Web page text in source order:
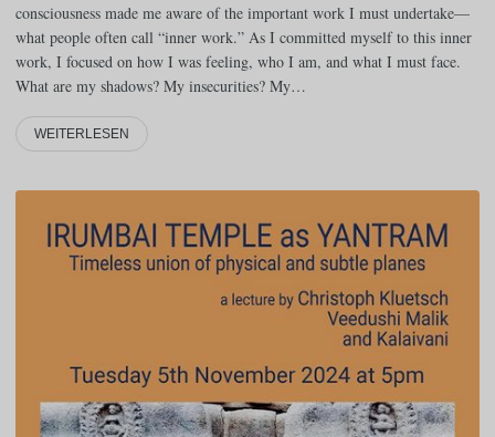
consciousness made me aware of the important work I must undertake—
what people often call “inner work.” As I committed myself to this inner
work, I focused on how I was feeling, who I am, and what I must face.
What are my shadows? My insecurities? My…
WEITERLESEN